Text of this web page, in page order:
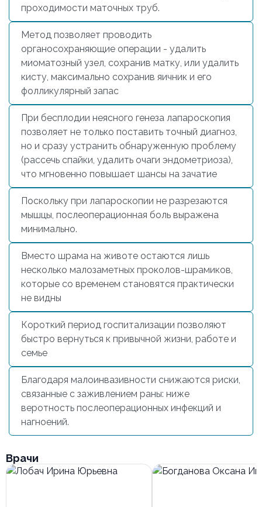
проходимости маточных труб.
Метод позволяет проводить
органосохраняющие операции - удалить
миоматозный узел, сохранив матку, или удалить
кисту, максимально сохранив яичник и его
фолликулярный запас
При бесплодии неясного генеза лапароскопия
позволяет не только поставить точный диагноз,
но и сразу устранить обнаруженную проблему
(рассечь спайки, удалить очаги эндометриоза),
что мгновенно повышает шансы на зачатие
Поскольку при лапароскопии не разрезаются
мышцы, послеоперационная боль выражена
минимально.
Вместо шрама на животе остаются лишь
несколько малозаметных проколов-шрамиков,
которые со временем становятся практически
не видны
Короткий период госпитализации позволяют
быстро вернуться к привычной жизни, работе и
семье
Благодаря малоинвазивности снижаются риски,
связанные с заживлением раны: ниже
веротность послеоперационных инфекций и
нагноений.
Врачи